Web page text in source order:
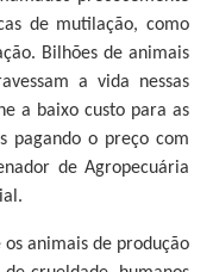
de mutilação, como
Bilhões de animais
a vida nessas
a baixo custo para as
pagando o preço com
de Agropecuária
animais de produção